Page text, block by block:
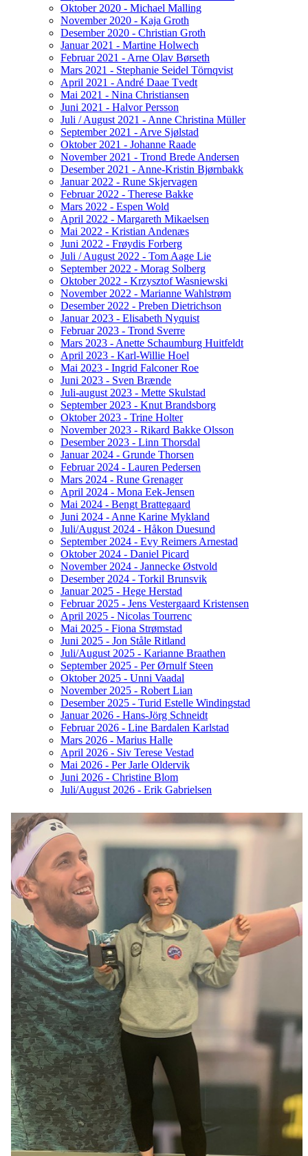
Oktober 2020 - Michael Malling
November 2020 - Kaja Groth
Desember 2020 - Christian Groth
Januar 2021 - Martine Holwech
Februar 2021 - Arne Olav Børseth
Mars 2021 - Stephanie Seidel Törnqvist
April 2021 - André Daae Tvedt
Mai 2021 - Nina Christiansen
Juni 2021 - Halvor Persson
Juli / August 2021 - Anne Christina Müller
September 2021 - Arve Sjølstad
Oktober 2021 - Johanne Raade
November 2021 - Trond Brede Andersen
Desember 2021 - Anne-Kristin Bjørnbakk
Januar 2022 - Rune Skjervagen
Februar 2022 - Therese Bakke
Mars 2022 - Espen Wold
April 2022 - Margareth Mikaelsen
Mai 2022 - Kristian Andenæs
Juni 2022 - Frøydis Forberg
Juli / August 2022 - Tom Aage Lie
September 2022 - Morag Solberg
Oktober 2022 - Krzysztof Wasniewski
November 2022 - Marianne Wahlstrøm
Desember 2022 - Preben Dietrichson
Januar 2023 - Elisabeth Nyquist
Februar 2023 - Trond Sverre
Mars 2023 - Anette Schaumburg Huitfeldt
April 2023 - Karl-Willie Hoel
Mai 2023 - Ingrid Falconer Roe
Juni 2023 - Sven Brænde
Juli-august 2023 - Mette Skulstad
September 2023 - Knut Brandsborg
Oktober 2023 - Trine Holter
November 2023 - Rikard Bakke Olsson
Desember 2023 - Linn Thorsdal
Januar 2024 - Grunde Thorsen
Februar 2024 - Lauren Pedersen
Mars 2024 - Rune Grenager
April 2024 - Mona Eek-Jensen
Mai 2024 - Bengt Brattegaard
Juni 2024 - Anne Karine Mykland
Juli/August 2024 - Håkon Duesund
September 2024 - Evy Reimers Arnestad
Oktober 2024 - Daniel Picard
November 2024 - Jannecke Østvold
Desember 2024 - Torkil Brunsvik
Januar 2025 - Hege Herstad
Februar 2025 - Jens Vestergaard Kristensen
April 2025 - Nicolas Tourrenc
Mai 2025 - Fiona Strømstad
Juni 2025 - Jon Ståle Ritland
Juli/August 2025 - Karianne Braathen
September 2025 - Per Ørnulf Steen
Oktober 2025 - Unni Vaadal
November 2025 - Robert Lian
Desember 2025 - Turid Estelle Windingstad
Januar 2026 - Hans-Jörg Schneidt
Februar 2026 - Line Bardalen Karlstad
Mars 2026 - Marius Halle
April 2026 - Siv Terese Vestad
Mai 2026 - Per Jarle Oldervik
Juni 2026 - Christine Blom
Juli/August 2026 - Erik Gabrielsen